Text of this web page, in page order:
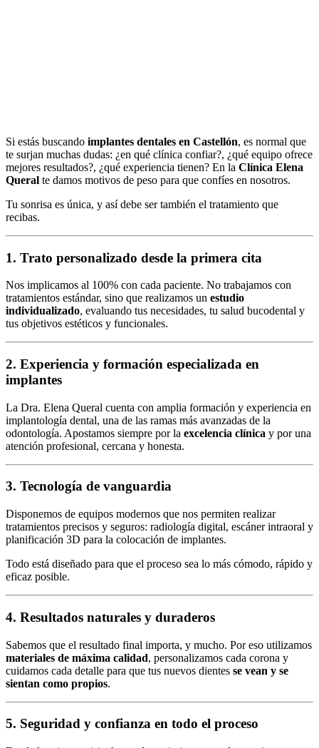
Si estás buscando implantes dentales en Castellón, es normal que
te surjan muchas dudas: ¿en qué clínica confiar?, ¿qué equipo ofrece
mejores resultados?, ¿qué experiencia tienen? En la Clínica Elena
Queral te damos motivos de peso para que confíes en nosotros.
Tu sonrisa es única, y así debe ser también el tratamiento que
recibas.
1. Trato personalizado desde la primera cita
Nos implicamos al 100% con cada paciente. No trabajamos con
tratamientos estándar, sino que realizamos un estudio
individualizado, evaluando tus necesidades, tu salud bucodental y
tus objetivos estéticos y funcionales.
2. Experiencia y formación especializada en
implantes
La Dra. Elena Queral cuenta con amplia formación y experiencia en
implantología dental, una de las ramas más avanzadas de la
odontología. Apostamos siempre por la excelencia clínica y por una
atención profesional, cercana y honesta.
3. Tecnología de vanguardia
Disponemos de equipos modernos que nos permiten realizar
tratamientos precisos y seguros: radiología digital, escáner intraoral y
planificación 3D para la colocación de implantes.
Todo está diseñado para que el proceso sea lo más cómodo, rápido y
eficaz posible.
4. Resultados naturales y duraderos
Sabemos que el resultado final importa, y mucho. Por eso utilizamos
materiales de máxima calidad, personalizamos cada corona y
cuidamos cada detalle para que tus nuevos dientes se vean y se
sientan como propios.
5. Seguridad y confianza en todo el proceso